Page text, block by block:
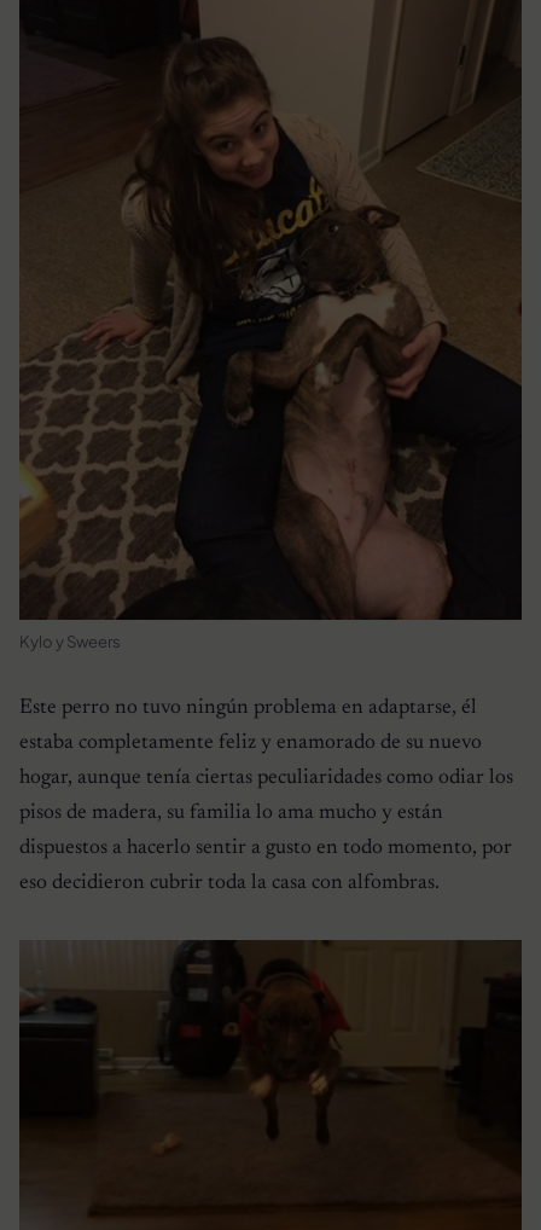
Kylo y Sweers
Este perro no tuvo ningún problema en adaptarse, él
estaba completamente feliz y enamorado de su nuevo
hogar, aunque tenía ciertas peculiaridades como odiar los
pisos de madera, su familia lo ama mucho y están
dispuestos a hacerlo sentir a gusto en todo momento, por
eso decidieron cubrir toda la casa con alfombras.